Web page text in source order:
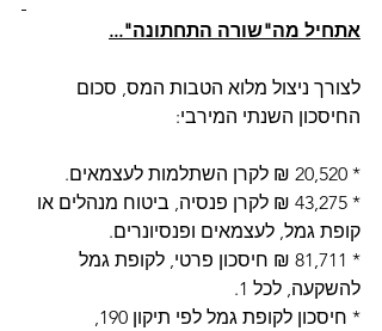
אתחיל מה"שורה התחתונה"...
לצורך ניצול מלוא הטבות המס, סכום
החיסכון השנתי המירבי:
* 20,520 ₪ לקרן השתלמות לעצמאים.
* 43,275 ₪ לקרן פנסיה, ביטוח מנהלים או
קופת גמל, לעצמאים ופנסיונרים.
* 81,711 ₪ חיסכון פרטי, לקופת גמל
להשקעה, לכל 1.
* חיסכון לקופת גמל לפי תיקון 190,